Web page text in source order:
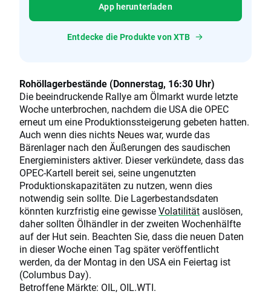
App herunterladen
Entdecke die Produkte von XTB
Rohöllagerbestände (Donnerstag, 16:30 Uhr)
Die beeindruckende Rallye am Ölmarkt wurde letzte
Woche unterbrochen, nachdem die USA die OPEC
erneut um eine Produktionssteigerung gebeten hatten.
Auch wenn dies nichts Neues war, wurde das
Bärenlager nach den Äußerungen des saudischen
Energieministers aktiver. Dieser verkündete, dass das
OPEC-Kartell bereit sei, seine ungenutzten
Produktionskapazitäten zu nutzen, wenn dies
notwendig sein sollte. Die Lagerbestandsdaten
könnten kurzfristig eine gewisseVolatilität auslösen,
daher sollten Ölhändler in der zweiten Wochenhälfte
auf der Hut sein. Beachten Sie, dass die neuen Daten
in dieser Woche einen Tag später veröffentlicht
werden, da der Montag in den USA ein Feiertag ist
(Columbus Day).
Betroffene Märkte: OIL, OIL.WTI.